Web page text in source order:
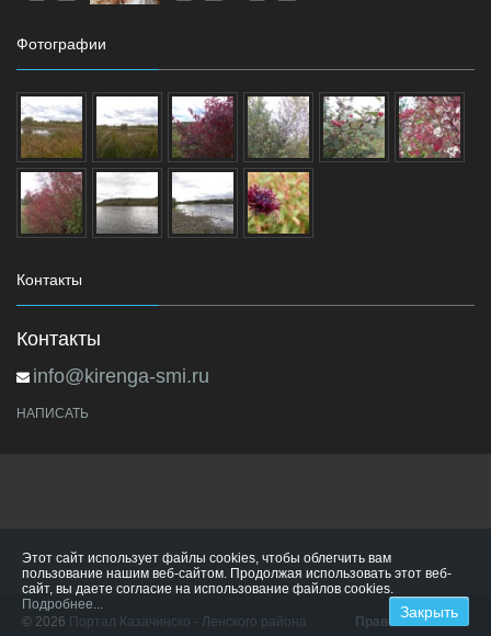
Фотографии
Контакты
Контакты
info@kirenga-smi.ru
НАПИСАТЬ
© 2026 Портал Казачинско - Ленского района Правила сайта
Этот сайт использует файлы cookies, чтобы облегчить вам
пользование нашим веб-сайтом. Продолжая использовать этот веб-
сайт, вы даете согласие на использование файлов cookies.
Подробнее...